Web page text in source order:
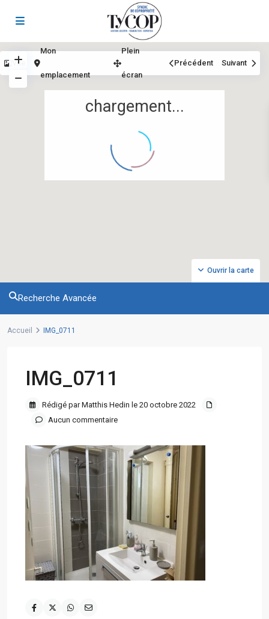
chargement...
Ouvrir la carte
Vue
Mon
emplacement
Plein
écran
Précédent Suivant
Recherche Avancée
Accueil IMG_0711
IMG_0711
Rédigé par Matthis Hedin le 20 octobre 2022
Aucun commentaire